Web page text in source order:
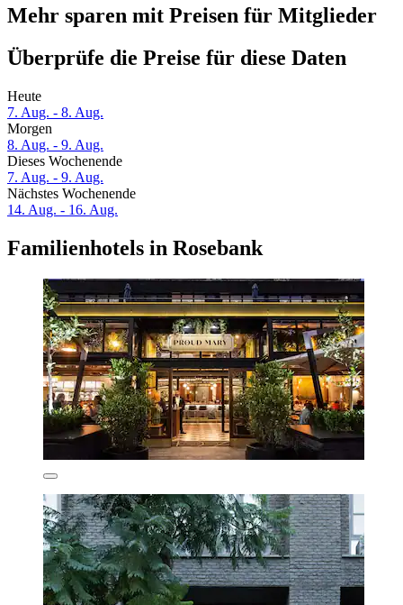
Mehr sparen mit Preisen für Mitglieder
Überprüfe die Preise für diese Daten
Heute
7. Aug. - 8. Aug.
Morgen
8. Aug. - 9. Aug.
Dieses Wochenende
7. Aug. - 9. Aug.
Nächstes Wochenende
14. Aug. - 16. Aug.
Familienhotels in Rosebank